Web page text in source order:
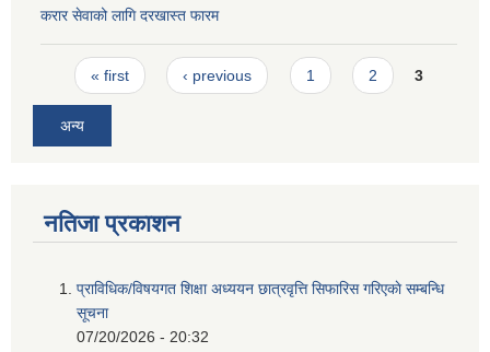
करार सेवाको लागि दरखास्त फारम
Pages
« first ‹ previous 1 2 3
अन्य
नतिजा प्रकाशन
प्राविधिक/विषयगत शिक्षा अध्ययन छात्रवृत्ति सिफारिस गरिएकाे सम्बन्धि
सूचना
07/20/2026 - 20:32